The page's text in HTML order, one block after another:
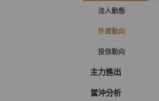
法人動態
外資動向
投信動向
主力進出
當沖分析